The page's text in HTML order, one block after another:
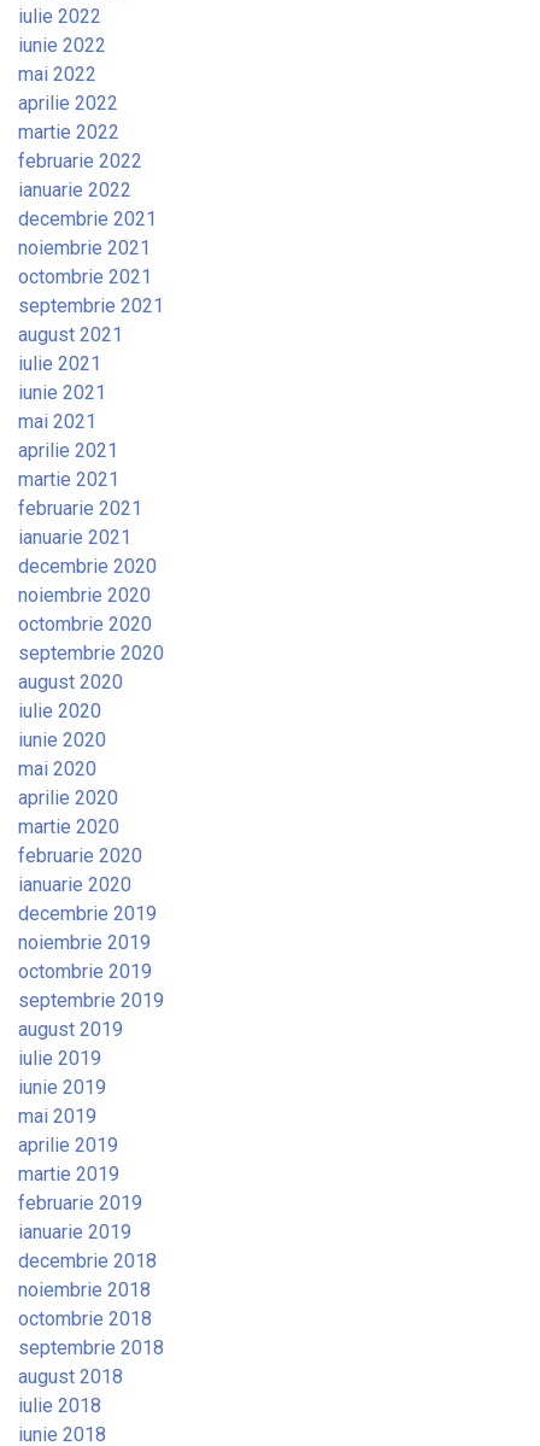
iulie 2022
iunie 2022
mai 2022
aprilie 2022
martie 2022
februarie 2022
ianuarie 2022
decembrie 2021
noiembrie 2021
octombrie 2021
septembrie 2021
august 2021
iulie 2021
iunie 2021
mai 2021
aprilie 2021
martie 2021
februarie 2021
ianuarie 2021
decembrie 2020
noiembrie 2020
octombrie 2020
septembrie 2020
august 2020
iulie 2020
iunie 2020
mai 2020
aprilie 2020
martie 2020
februarie 2020
ianuarie 2020
decembrie 2019
noiembrie 2019
octombrie 2019
septembrie 2019
august 2019
iulie 2019
iunie 2019
mai 2019
aprilie 2019
martie 2019
februarie 2019
ianuarie 2019
decembrie 2018
noiembrie 2018
octombrie 2018
septembrie 2018
august 2018
iulie 2018
iunie 2018